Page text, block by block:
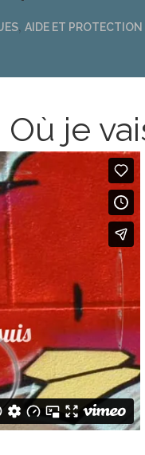
, AIDE ET PROTECTION
je